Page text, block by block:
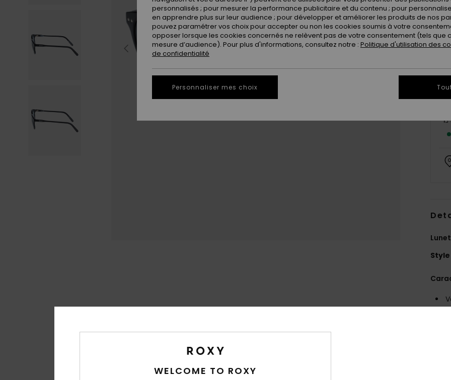
Style
WELCOME TO ROXY
personnalisés ; pour mesurer la performance publicitaire et du contenu ; pour
en apprendre plus sur leur audience ; pour développer et améliorer les produits de nos
pouvez paramétrer vos choix pour accepter ou non les cookies soumis à votre
opposer lorsque les cookies concernés ne relèvent pas de votre consentement (tels que
mesure d’audience). Pour plus d'informations, consultez notre : Politique d'utilisation des
de confidentialité
Personnaliser mes choix